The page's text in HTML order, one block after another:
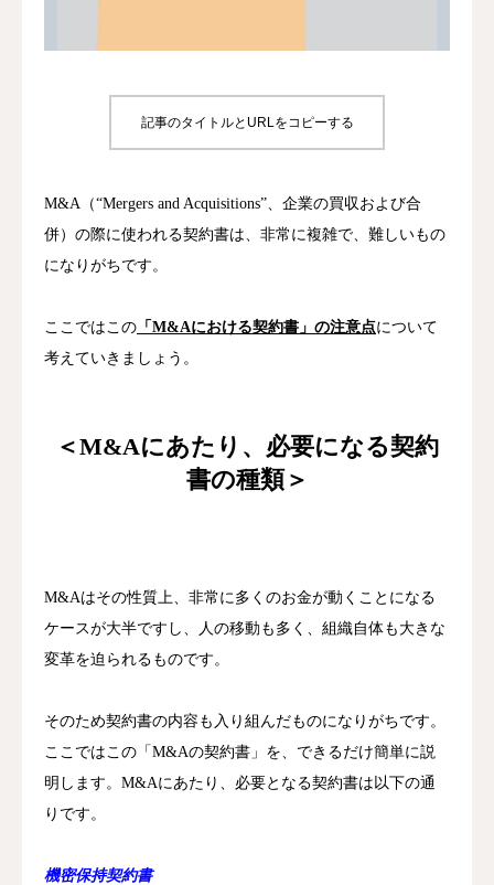
記事のタイトルとURLをコピーする
M&A（“Mergers and Acquisitions”、企業の買収および合
併）の際に使われる契約書は、非常に複雑で、難しいもの
になりがちです。
ここではこの 「M&Aにおける契約書」の注意点について
考えていきましょう。
＜M&Aにあたり、必要になる契約
書の種類＞
M&Aはその性質上、非常に多くのお金が動くことになる
ケースが大半ですし、人の移動も多く、組織自体も大きな
変革を迫られるものです。
そのため契約書の内容も入り組んだものになりがちです。
ここではこの「M&Aの契約書」を、できるだけ簡単に説
明します。 M&Aにあたり、必要となる契約書は以下の通
りです。
機密保持契約書